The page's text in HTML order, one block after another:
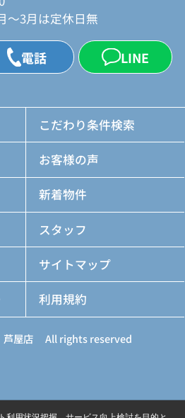
3月は定休日無
電話 LINE
こだわり条件検索
お客様の声
新着物件
スタッフ
サイトマップ
利用規約
芦屋店 All rights reserved